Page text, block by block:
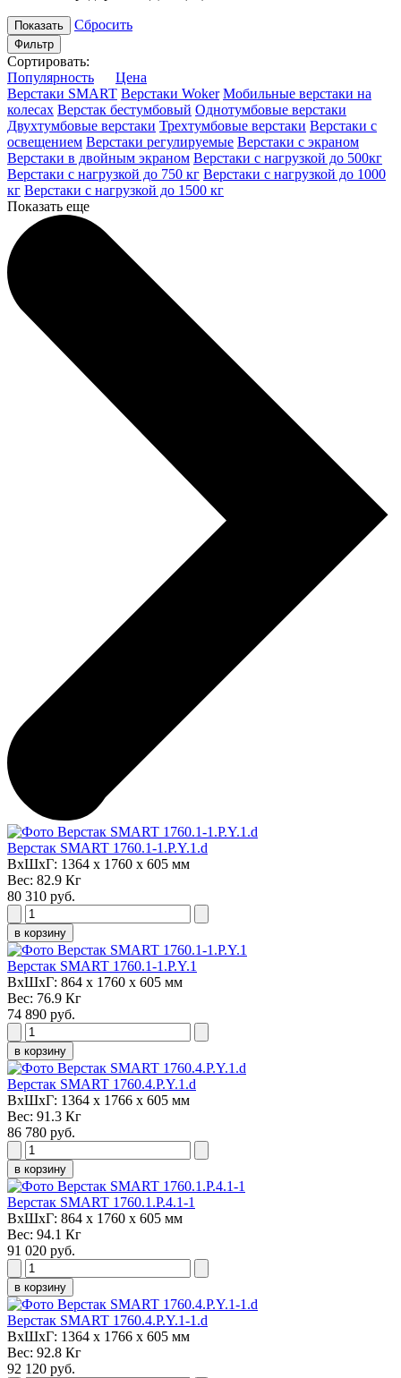
Сбросить
Фильтр
Сортировать:
Популярность
Цена
Верстаки SMART Верстаки Woker Мобильные верстаки на
колесах Верстак бестумбовый Однотумбовые верстаки
Двухтумбовые верстаки Трехтумбовые верстаки Верстаки с
освещением Верстаки регулируемые Верстаки с экраном
Верстаки в двойным экраном Верстаки с нагрузкой до 500кг
Верстаки с нагрузкой до 750 кг Верстаки с нагрузкой до 1000
кг Верстаки с нагрузкой до 1500 кг
Показать еще
Верстак SMART 1760.1-1.P.Y.1.d
ВxШxГ: 1364 х 1760 х 605 мм
Вес: 82.9 Кг
80 310 руб.
в корзину
Верстак SMART 1760.1-1.P.Y.1
ВxШxГ: 864 х 1760 х 605 мм
Вес: 76.9 Кг
74 890 руб.
в корзину
Верстак SMART 1760.4.P.Y.1.d
ВxШxГ: 1364 х 1766 х 605 мм
Вес: 91.3 Кг
86 780 руб.
в корзину
Верстак SMART 1760.1.P.4.1-1
ВxШxГ: 864 х 1760 х 605 мм
Вес: 94.1 Кг
91 020 руб.
в корзину
Верстак SMART 1760.4.P.Y.1-1.d
ВxШxГ: 1364 х 1766 х 605 мм
Вес: 92.8 Кг
92 120 руб.